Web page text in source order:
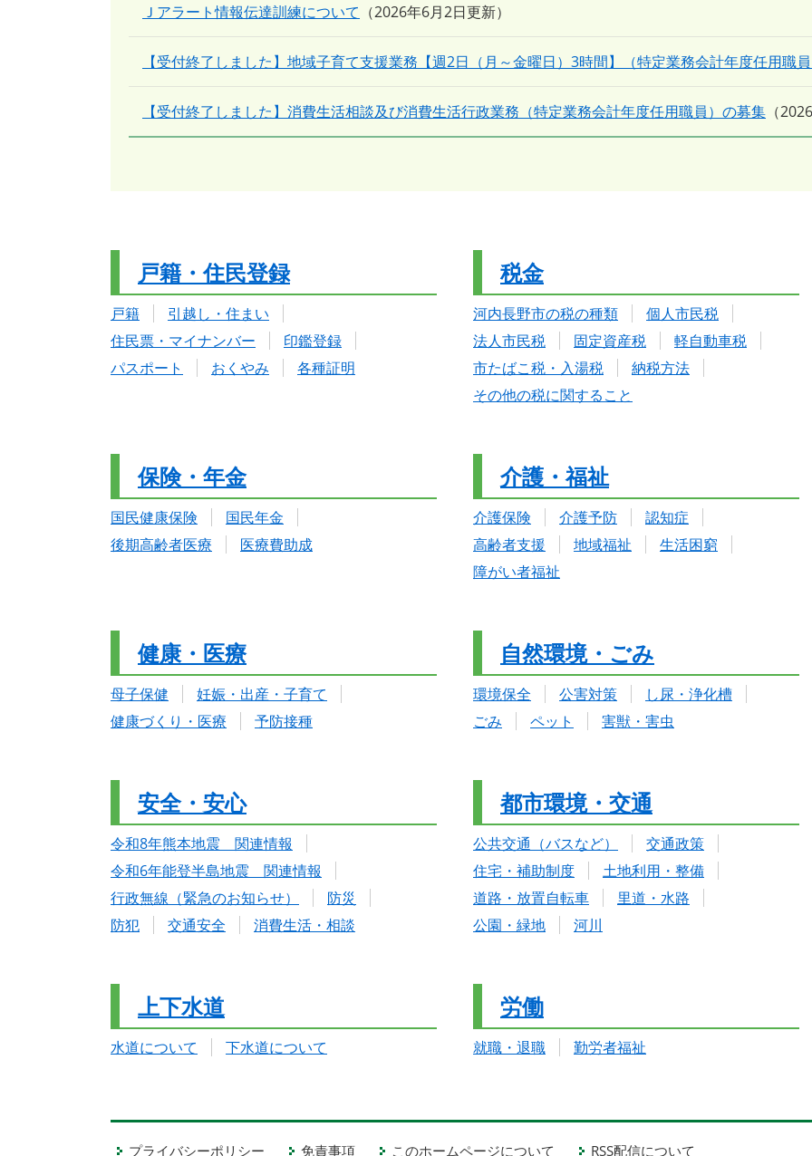
Ｊアラート情報伝達訓練について 2026年6月2日更新
【受付終了しました】地域子育て支援業務【週2日（月～金曜日）3時間】（特定業務会計年度任用職
【受付終了しました】消費生活相談及び消費生活行政業務（特定業務会計年度任用職員）の募集
戸籍・住民登録
戸籍
引越し・住まい
住民票・マイナンバー
印鑑登録
パスポート
おくやみ 各種証明
税金
河内長野市の税の種類
個人市民税
法人市民税
固定資産税
軽自動車税
市たばこ税・入湯税
納税方法
その他の税に関すること
保険・年金
国民健康保険
国民年金
後期高齢者医療
医療費助成
介護・福祉
介護保険 介護予防
認知症
高齢者支援
地域福祉
生活困窮
障がい者福祉
健康・医療
母子保健
妊娠・出産・子育て
健康づくり・医療
予防接種
自然環境・ごみ
環境保全 公害対策
し尿・浄化槽
ごみ
ペット 害獣・害虫
安全・安心
令和8年熊本地震 関連情報
令和6年能登半島地震 関連情報
行政無線（緊急のお知らせ）
防災
防犯
交通安全 消費生活・相談
都市環境・交通
公共交通（バスなど）
交通政策
住宅・補助制度
土地利用・整備
道路・放置自転車
里道・水路
公園・緑地
河川
上下水道
水道について 下水道について
労働
就職・退職 勤労者福祉
プライバシーポリシー 免責事項 このホームページについて RSS配信について